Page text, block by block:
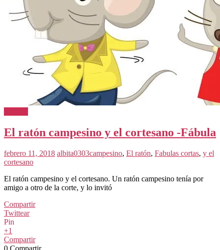
El ratón campesino y el cortesano -Fábula
febrero 11, 2018 albita0303campesino, El ratón, Fabulas cortas, y el
cortesano
El ratón campesino y el cortesano. Un ratón campesino tenía por
amigo a otro de la corte, y lo invitó
Compartir
Twittear
Pin
+1
Compartir
0 Compartir